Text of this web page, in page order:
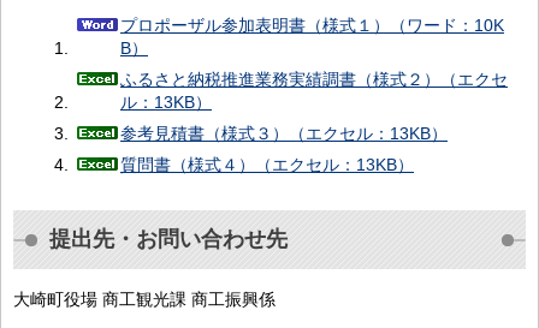
プロポーザル参加表明書（様式１）（ワード：10K
B）
ふるさと納税推進業務実績調書（様式２）（エクセ
ル：13KB）
参考見積書（様式３）（エクセル：13KB）
質問書（様式４）（エクセル：13KB）
提出先・お問い合わせ先
大崎町役場 商工観光課 商工振興係